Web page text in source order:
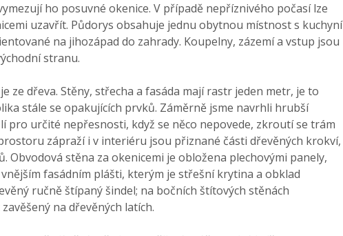
ho posuvné okenice. V případě nepříznivého počasí lze
uzavřít. Půdorys obsahuje jednu obytnou místnost s kuchyní
na jihozápad do zahrady. Koupelny, zázemí a vstup jsou
stranu.
ze dřeva. Stěny, střecha a fasáda mají rastr jeden metr, je to
stále se opakujících prvků. Záměrně jsme navrhli hrubší
pro určité nepřesnosti, když se něco nepovede, zkroutí se trám
zápraží i v interiéru jsou přiznané části dřevěných krokví,
Obvodová stěna za okenicemi je obložena plechovými panely,
fasádním plášti, kterým je střešní krytina a obklad
ručně štípaný šindel; na bočních štítových stěnách
na dřevěných latích.